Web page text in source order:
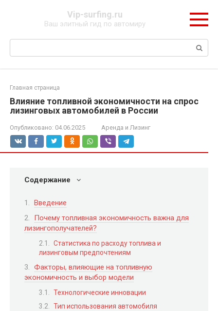
Vip-surfing.ru
Ваш элитный гид по автомиру
Поиск:
Главная страница
Влияние топливной экономичности на спрос
лизинговых автомобилей в России
Опубликовано: 04.06.2025 Аренда и Лизинг
Содержание
Введение
Почему топливная экономичность важна для
лизингополучателей?
Статистика по расходу топлива и
лизинговым предпочтениям
Факторы, влияющие на топливную
экономичность и выбор модели
Технологические инновации
Тип использования автомобиля